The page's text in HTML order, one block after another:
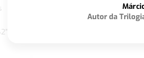
Autor da